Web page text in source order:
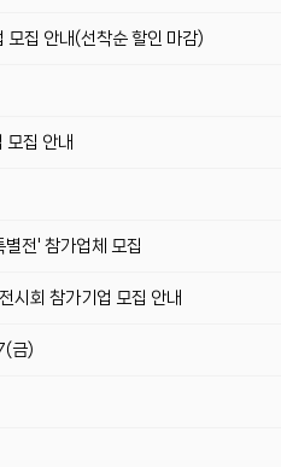
집 안내(선착순 할인 마감)
모집 안내
전' 참가업체 모집
회 참가기업 모집 안내
금)